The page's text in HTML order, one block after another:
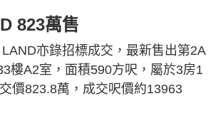
823萬售
亦錄招標成交，最新售出第2A
樓A2室，面積590方呎，屬於3房1
價823.8萬，成交呎價約13963